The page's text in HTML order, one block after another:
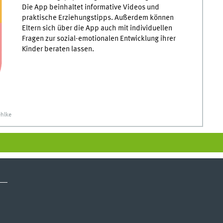
Die App beinhaltet informative Videos und
praktische Erziehungstipps. Außerdem können
Eltern sich über die App auch mit individuellen
Fragen zur sozial-emotionalen Entwicklung ihrer
Kinder beraten lassen.